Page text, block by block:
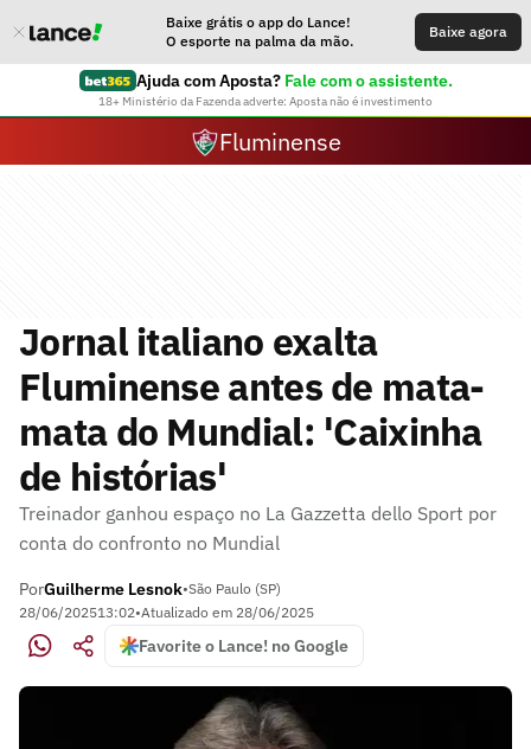
Baixe grátis o app do Lance!
O esporte na palma da mão.
Baixe agora
Ajuda com Aposta? Fale com o assistente.
18+ Ministério da Fazenda adverte: Aposta não é investimento
Fluminense
Jornal italiano exalta
Fluminense antes de mata-
mata do Mundial: 'Caixinha
de histórias'
Treinador ganhou espaço no La Gazzetta dello Sport por
conta do confronto no Mundial
PorGuilherme Lesnok•São Paulo (SP)
28/06/202513:02•Atualizado em 28/06/2025
Favorite o Lance! no Google